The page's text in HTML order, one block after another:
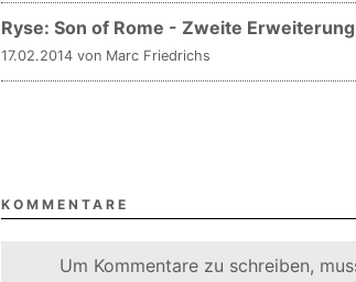
Ryse: Son of Rome - Zweite
17.02.2014 von Marc Friedrichs
KOMMENTARE
Um Kommentare zu schreiben,